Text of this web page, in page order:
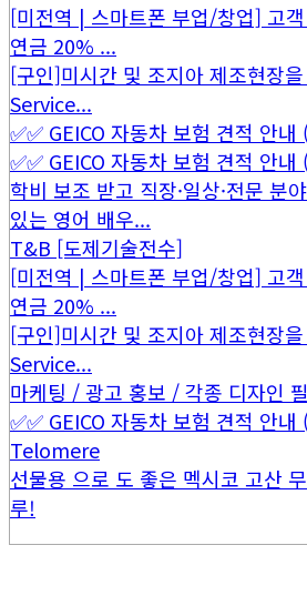
[미전역 | 스마트폰 부업/창업] 고
연금 20% ...
[구인]미시간 및 조지아 제조현장
Service...
✅✅ GEICO 자동차 보험 견적 안내
✅✅ GEICO 자동차 보험 견적 안내
학비 보조 받고 직장·일상·전문 분
있는 영어 배우...
T&B [도제기술전수]
[미전역 | 스마트폰 부업/창업] 고
연금 20% ...
[구인]미시간 및 조지아 제조현장
Service...
마케팅 / 광고 홍보 / 각종 디자인
✅✅ GEICO 자동차 보험 견적 안내
Telomere
선물용 으로 도 좋은 멕시코 고산
루!